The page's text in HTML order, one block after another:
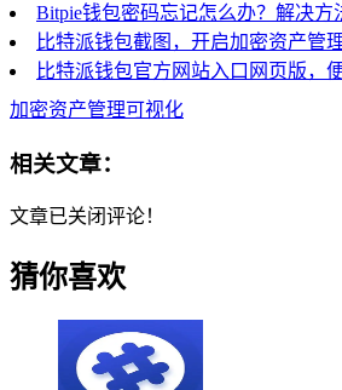
Bitpie钱包密码忘记怎么办？解决方
比特派钱包截图，开启加密资产管
比特派钱包官方网站入口网页版，
加密资产管理可视化
相关文章：
文章已关闭评论！
猜你喜欢